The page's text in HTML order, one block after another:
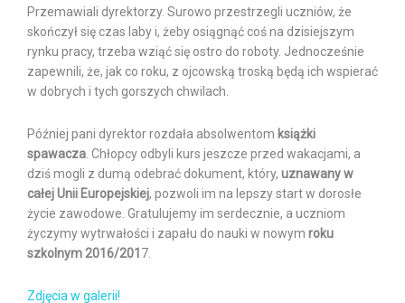
Przemawiali dyrektorzy. Surowo przestrzegli uczniów, że
skończył się czas laby i, żeby osiągnąć coś na dzisiejszym
rynku pracy, trzeba wziąć się ostro do roboty. Jednocześnie
zapewnili, że, jak co roku, z ojcowską troską będą ich wspierać
w dobrych i tych gorszych chwilach.
Później pani dyrektor rozdała absolwentom książki
spawacza . Chłopcy odbyli kurs jeszcze przed wakacjami, a
dziś mogli z dumą odebrać dokument, który, uznawany w
całej Unii Europejskiej, pozwoli im na lepszy start w dorosłe
życie zawodowe. Gratulujemy im serdecznie, a uczniom
życzymy wytrwałości i zapału do nauki w nowym roku
szkolnym 2016/201 7.
Zdjęcia w galerii!